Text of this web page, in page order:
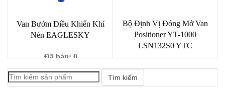
Van Bướm Điều Khiển Khí
Nén EAGLESKY
Đã bán: 0
4,520,000₫Giá
gốc
3,900,000₫Giá
hiện
Bộ Định Vị Đóng Mở Van
Positioner YT-1000
LSN132S0 YTC
Đã bán: 0
9,800,000
Tìm kiếm